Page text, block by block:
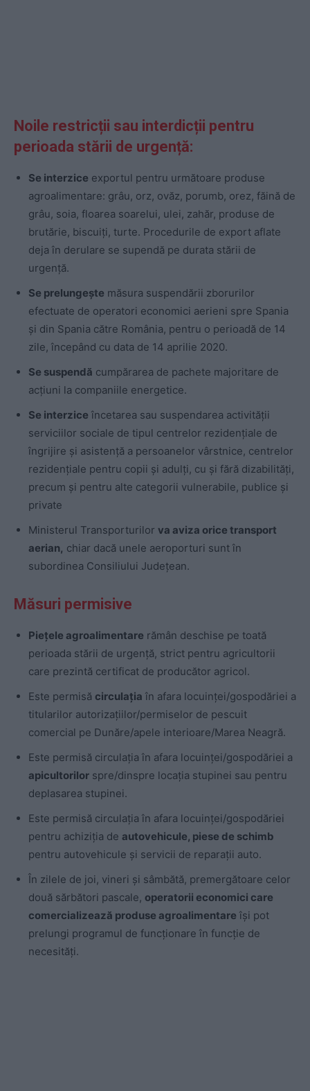
Noile restricții sau interdicții pentru
perioada stării de urgență:
Se interzice exportul pentru următoare produse
agroalimentare: grâu, orz, ovăz, porumb, orez, făină de
grâu, soia, floarea soarelui, ulei, zahăr, produse de
brutărie, biscuiți, turte. Procedurile de export aflate
deja în derulare se supendă pe durata stării de
urgență.
Se prelungește măsura suspendării zborurilor
efectuate de operatori economici aerieni spre Spania
și din Spania către România, pentru o perioadă de 14
zile, începând cu data de 14 aprilie 2020.
Se suspendă cumpărarea de pachete majoritare de
acțiuni la companiile energetice.
Se interzice încetarea sau suspendarea activității
serviciilor sociale de tipul centrelor rezidențiale de
îngrijire și asistență a persoanelor vârstnice, centrelor
rezidențiale pentru copii și adulți, cu și fără dizabilități,
precum și pentru alte categorii vulnerabile, publice și
private
Ministerul Transporturilor va aviza orice transport
aerian, chiar dacă unele aeroporturi sunt în
subordinea Consiliului Județean.
Măsuri permisive
Piețele agroalimentare rămân deschise pe toată
perioada stării de urgență, strict pentru agricultorii
care prezintă certificat de producător agricol.
Este permisă circulația în afara locuinței/gospodăriei a
titularilor autorizațiilor/permiselor de pescuit
comercial pe Dunăre/apele interioare/Marea Neagră.
Este permisă circulația în afara locuinței/gospodăriei a
apicultorilor spre/dinspre locația stupinei sau pentru
deplasarea stupinei.
Este permisă circulația în afara locuinței/gospodăriei
pentru achiziția de autovehicule, piese de schimb
pentru autovehicule și servicii de reparații auto.
În zilele de joi, vineri și sâmbătă, premergătoare celor
două sărbători pascale, operatorii economici care
comercializează produse agroalimentare își pot
prelungi programul de funcționare în funcție de
necesități.